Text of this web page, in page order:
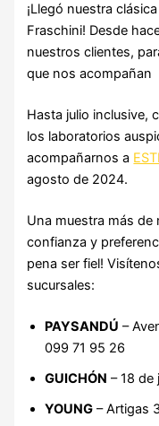
¡Llegó nuestra
Fraschini! Desde
nuestros clientes,
que nos acompañan
Hasta julio inclusive,
los laboratorios
acompañarnos a
agosto de 2024.
Una muestra más
confianza y
pena ser fiel!
sucursales:
PAYSANDÚ –
099 71 95 26
GUICHÓN – 18 de
YOUNG – Artigas